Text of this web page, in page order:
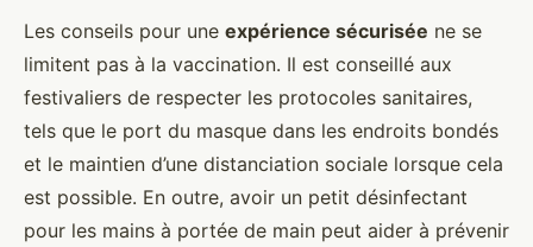
Les conseils pour une expérience sécurisée ne se
limitent pas à la vaccination. Il est conseillé aux
festivaliers de respecter les protocoles sanitaires,
tels que le port du masque dans les endroits bondés
et le maintien d’une distanciation sociale lorsque cela
est possible. En outre, avoir un petit désinfectant
pour les mains à portée de main peut aider à prévenir